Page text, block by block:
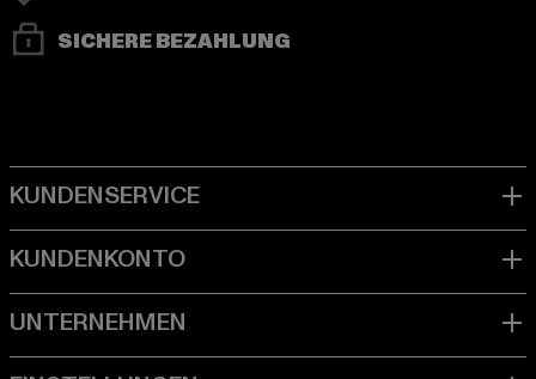
SICHERE BEZAHLUNG